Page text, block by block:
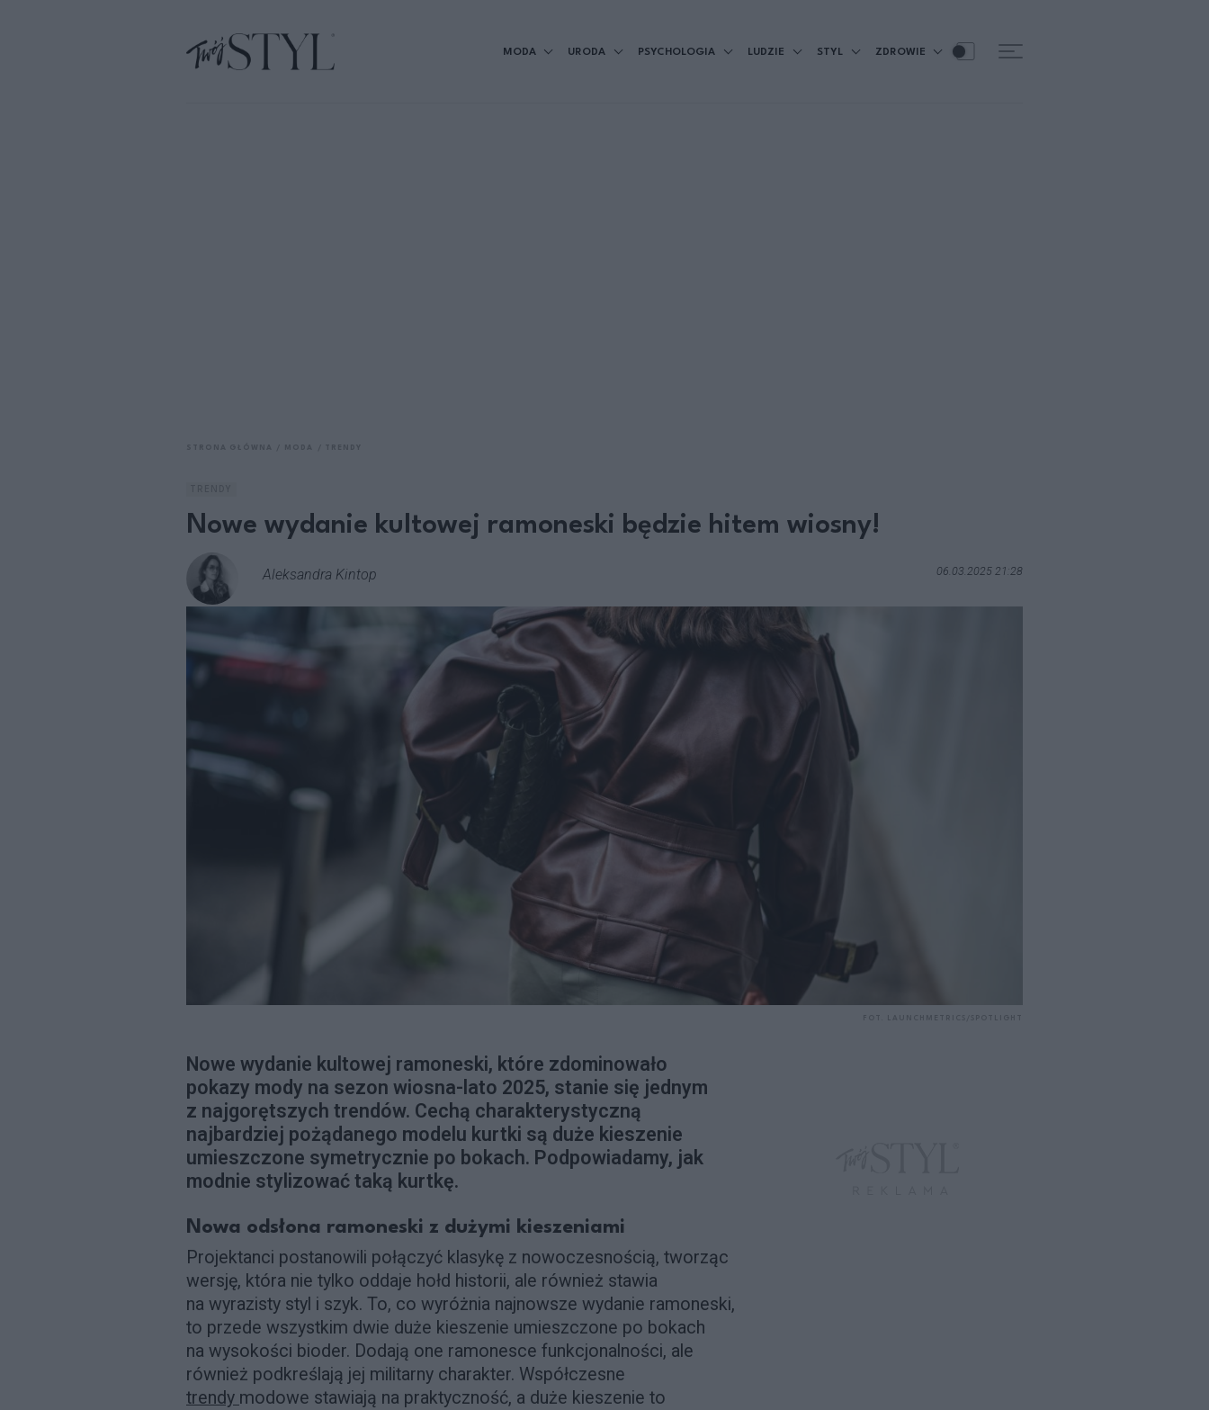
MODA URODA PSYCHOLOGIA LUDZIE STYL ZDROWIE
Nowe wydanie kultowej ramoneski będzie hitem wiosny!
Aleksandra Kintop 06.03.2025 21:28
Nowe wydanie kultowej ramoneski, które zdominowało
pokazy mody na sezon wiosna-lato 2025, stanie się jednym
z najgorętszych trendów. Cechą charakterystyczną
najbardziej pożądanego modelu kurtki są duże kieszenie
umieszczone symetrycznie po bokach. Podpowiadamy, jak
modnie stylizować taką kurtkę.
Nowa odsłona ramoneski z dużymi kieszeniami
Projektanci postanowili połączyć klasykę z nowoczesnością, tworząc
wersję, która nie tylko oddaje hołd historii, ale również stawia
na wyrazisty styl i szyk. To, co wyróżnia najnowsze wydanie ramoneski,
to przede wszystkim dwie duże kieszenie umieszczone po bokach
na wysokości bioder. Dodają one ramonesce funkcjonalności, ale
również podkreślają jej militarny charakter. Współczesne
trendy modowe stawiają na praktyczność, a duże kieszenie to